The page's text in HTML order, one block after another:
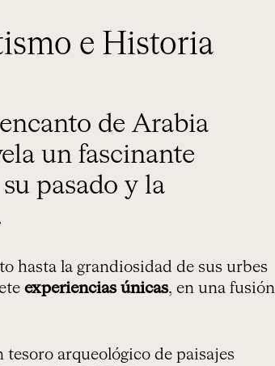
e Historia
un fascinante
pasado y la
hasta la grandiosidad de sus urbes
experiencias únicas, en una fusión
tesoro arqueológico de paisajes